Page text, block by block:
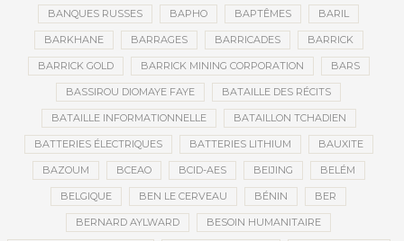
BANQUES RUSSES BAPHO BAPTÊMES BARIL
BARKHANE BARRAGES BARRICADES BARRICK
BARRICK GOLD BARRICK MINING CORPORATION BARS
BASSIROU DIOMAYE FAYE BATAILLE DES RÉCITS
BATAILLE INFORMATIONNELLE BATAILLON TCHADIEN
BATTERIES ÉLECTRIQUES BATTERIES LITHIUM BAUXITE
BAZOUM BCEAO BCID-AES BEIJING BELÉM
BELGIQUE BEN LE CERVEAU BÉNIN BER
BERNARD AYLWARD BESOIN HUMANITAIRE